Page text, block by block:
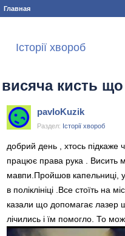
Главная
Історії хвороб
висяча кисть
pavloKuzik
Раздел: Історії хвороб
добрий день , хтось підкаже
працює права рука . Висить
мавпи.Пройшов капельниці,
в поліклініці .Все стоїть на
казали що допомагає лазер
лічились і їм помогло. То